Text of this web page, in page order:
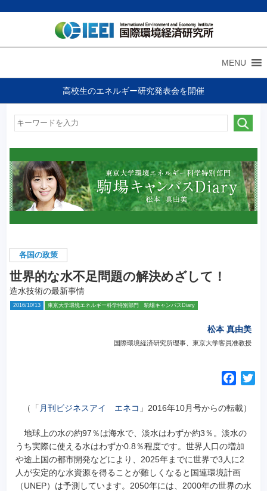
MENU
高校生のエネルギー研究発表会を開催
各国の政策
世界的な水不足問題の解決めざして！
造水技術の最新事情
2016/10/13 東京大学環境エネルギー科学特別部門 駒場キャンパスDiary
松本 真由美
国際環境経済研究所理事、東京大学客員准教授
c
b
o
o
k
（「 月刊ビジネスアイ エネコ 」2016年10月号からの転載）
地球上の水の約97％は海水で、淡水はわずか約3％。淡水の
うち実際に使える水はわずか0.8％程度です。 世界人口の増加
や途上国の都市開発などにより、2025年までに世界で3人に2
人が安定的な水資源を得ることが難しくなると国連環境計画
（UNEP）は予測しています。2050年には、2000年の世界の水